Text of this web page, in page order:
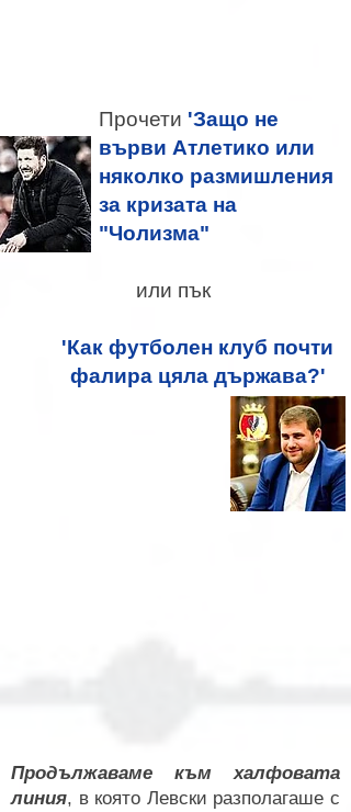
Прочети 'Защо не
върви Атлетико или
няколко размишления
за кризата на
"Чолизма"
или пък
'Как футболен клуб почти
фалира цяла държава?'
Продължаваме към халфовата
линия, в която Левски разполагаше с